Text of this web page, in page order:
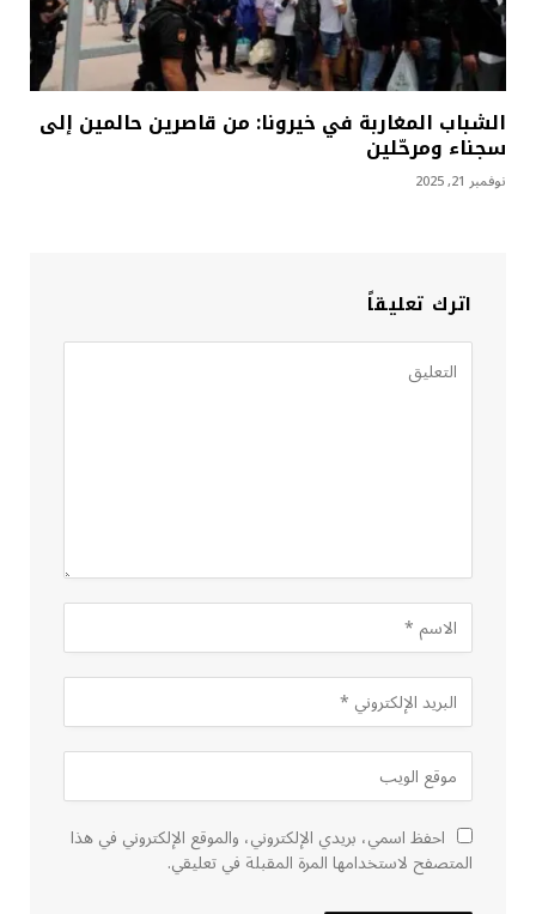
الشباب المغاربة في خيرونا: من قاصرين حالمين إلى
سجناء ومرحّلين
نوفمبر 21, 2025
اترك تعليقاً
احفظ اسمي، بريدي الإلكتروني، والموقع الإلكتروني في هذا
المتصفح لاستخدامها المرة المقبلة في تعليقي.